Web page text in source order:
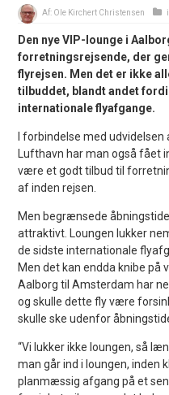
Af: Ole Kirchert Christensen i
Den nye VIP-lounge i
forretningsrejsende, der
flyrejsen. Men det er ikke
tilbuddet, blandt andet
internationale flyafgange.
I forbindelse med
Lufthavn har man også fået
være et godt tilbud til
af inden rejsen.
Men begrænsede
attraktivt. Loungen lukker
de sidste internationale
Men det kan endda knibe
Aalborg til Amsterdam har
og skulle dette fly være
skulle ske udenfor
“Vi lukker ikke loungen, så
man går ind i loungen, inden
planmæssig afgang på et